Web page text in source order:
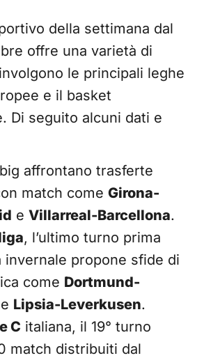
della settimana dal
offre una varietà di
le principali leghe
e il basket
Di seguito alcuni dati e
affrontano trasferte
match come Girona-
e Villarreal-Barcellona.
, l’ultimo turno prima
invernale propone sfide di
come Dortmund-
e Lipsia-Leverkusen.
C italiana, il 19° turno
match distribuiti dal